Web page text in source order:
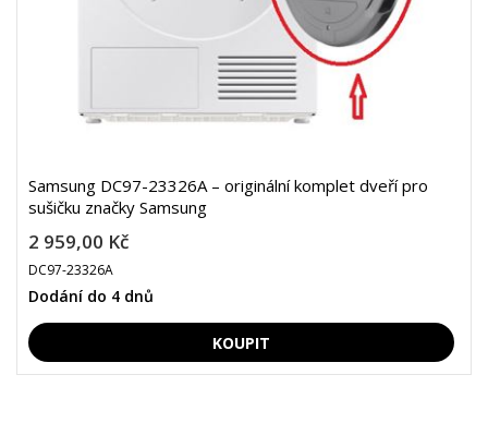
Samsung DC97-23326A – originální komplet dveří pro
sušičku značky Samsung
2 959,00 Kč
DC97-23326A
Dodání do 4 dnů